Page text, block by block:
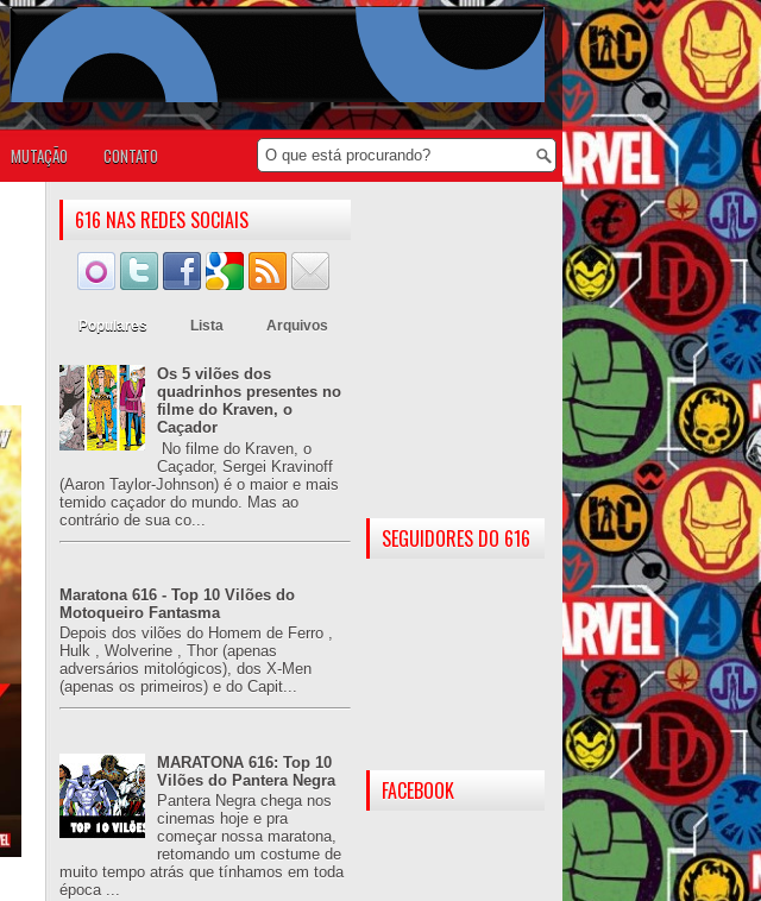
MUTAÇÃO CONTATO
616 NAS REDES SOCIAIS
Populares Lista Arquivos
Os 5 vilões dos
quadrinhos presentes no
filme do Kraven, o
Caçador
No filme do Kraven, o
Caçador, Sergei Kravinoff
(Aaron Taylor-Johnson) é o maior e mais
temido caçador do mundo. Mas ao
contrário de sua co...
Maratona 616 - Top 10 Vilões do
Motoqueiro Fantasma
Depois dos vilões do Homem de Ferro ,
Hulk , Wolverine , Thor (apenas
adversários mitológicos), dos X-Men
(apenas os primeiros) e do Capit...
MARATONA 616: Top 10
Vilões do Pantera Negra
Pantera Negra chega nos
cinemas hoje e pra
começar nossa maratona,
retomando um costume de
muito tempo atrás que tínhamos em toda
época ...
SEGUIDORES DO 616
FACEBOOK